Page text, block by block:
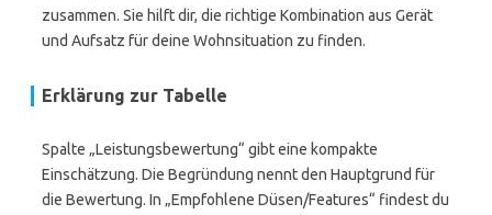
zusammen. Sie hilft dir, die richtige Kombination aus Gerät
und Aufsatz für deine Wohnsituation zu finden.
Erklärung zur Tabelle
Spalte „Leistungsbewertung“ gibt eine kompakte
Einschätzung. Die Begründung nennt den Hauptgrund für
die Bewertung. In „Empfohlene Düsen/Features“ findest du